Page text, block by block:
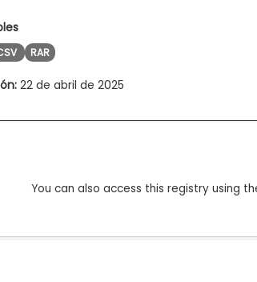
RAR
22 de abril de 2025
You can also access this registry using